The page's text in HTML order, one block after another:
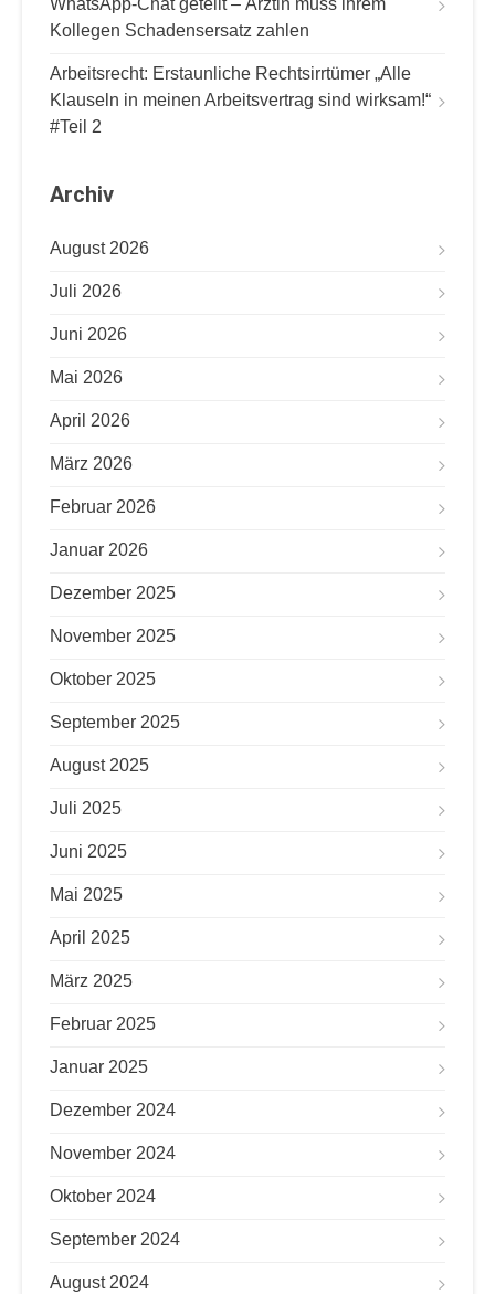
WhatsApp-Chat geteilt – Ärztin muss ihrem
Kollegen Schadensersatz zahlen
Arbeitsrecht: Erstaunliche Rechtsirrtümer „Alle
Klauseln in meinen Arbeitsvertrag sind wirksam!“
#Teil 2
Archiv
August 2026
Juli 2026
Juni 2026
Mai 2026
April 2026
März 2026
Februar 2026
Januar 2026
Dezember 2025
November 2025
Oktober 2025
September 2025
August 2025
Juli 2025
Juni 2025
Mai 2025
April 2025
März 2025
Februar 2025
Januar 2025
Dezember 2024
November 2024
Oktober 2024
September 2024
August 2024